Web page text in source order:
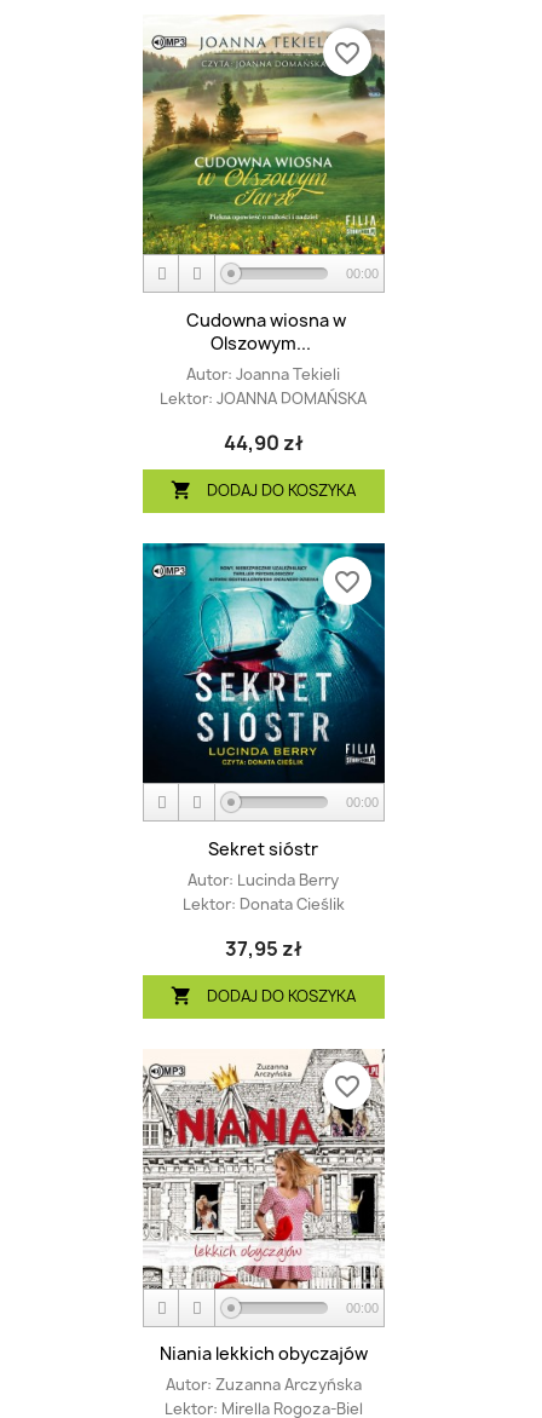
00:00
Cudowna wiosna w
Olszowym...
Autor: Joanna Tekieli
Lektor: JOANNA DOMAŃSKA
44,90 zł
 DODAJ DO KOSZYKA
favorite_border
00:00
Sekret sióstr
Autor: Lucinda Berry
Lektor: Donata Cieślik
37,95 zł
 DODAJ DO KOSZYKA
favorite_border
00:00
Niania lekkich obyczajów
Autor: Zuzanna Arczyńska
Lektor: Mirella Rogoza-Biel
favorite_border